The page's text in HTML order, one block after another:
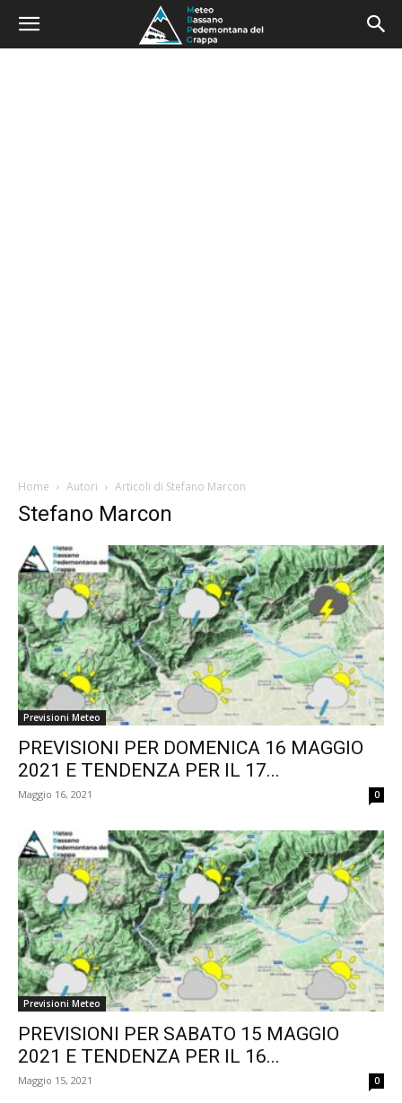
Home Autori Articoli di Stefano Marcon
Stefano Marcon
Previsioni Meteo
PREVISIONI PER DOMENICA 16 MAGGIO
2021 E TENDENZA PER IL 17...
Maggio 16, 2021 0
Previsioni Meteo
PREVISIONI PER SABATO 15 MAGGIO
2021 E TENDENZA PER IL 16...
Maggio 15, 2021 0